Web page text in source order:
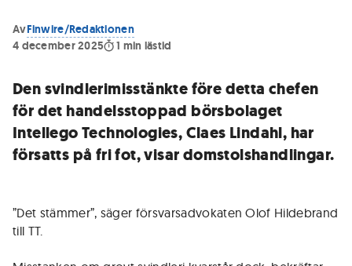
AvFinwire/Redaktionen
4 december 2025
1 min lästid
Den svindlerimisstänkte före detta chefen
för det handelsstoppad börsbolaget
Intellego Technologies, Claes Lindahl, har
försatts på fri fot, visar domstolshandlingar.
”Det stämmer”, säger försvarsadvokaten Olof Hildebrand
till TT.